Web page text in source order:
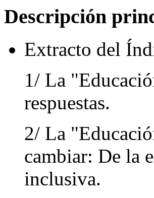
Descripción
Extracto del
1/ La
respuestas.
2/ La
cambiar: De la
inclusiva.